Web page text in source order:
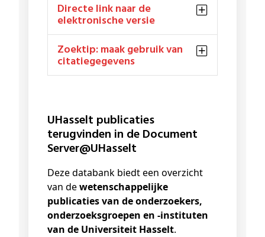
Directe link naar de
elektronische versie
Zoektip: maak gebruik van
citatiegegevens
UHasselt publicaties
terugvinden in de Document
Server@UHasselt
Deze databank biedt een overzicht
van dewetenschappelijke
publicaties van de onderzoekers,
onderzoeksgroepen en -instituten
van de Universiteit Hasselt.